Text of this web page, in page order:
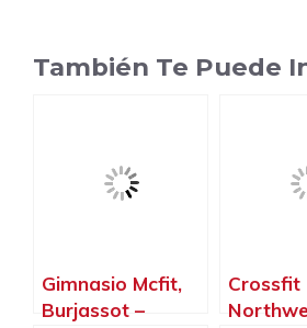
También Te Puede
Gimnasio Mcfit,
Burjassot –
Crossfit